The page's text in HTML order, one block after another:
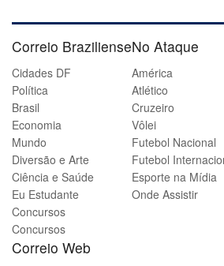
Correio Braziliense
Cidades DF
Política
Brasil
Economia
Mundo
Diversão e Arte
Ciência e Saúde
Eu Estudante
Concursos
Concursos
Correio Web
No Ataque
América
Atlético
Cruzeiro
Vôlei
Futebol Nacional
Futebol
Esporte na Mídia
Onde Assistir